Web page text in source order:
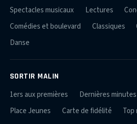
Spectacles musicaux
Lectures
Comédies et boulevard
Classiques
Danse
SORTIR MALIN
1ers aux premières Dernières minutes
Place Jeunes
Carte de fidélité Top